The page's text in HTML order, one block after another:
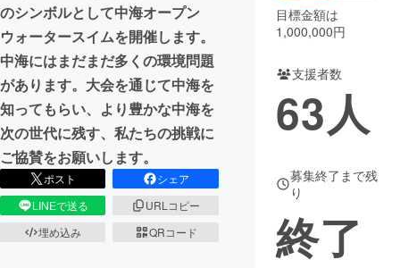
CAMPFIREふるさと納税
コミュニティ
のシンボルとして中海オープン
ウォータースイムを開催します。
中海にはまだまだ多くの環境問題
があります。大会を通じて中海を
知ってもらい、より豊かな中海を
次の世代に残す、私たちの挑戦に
ご協賛をお願いします。
ポスト
シェア
LINEで送る
URLコピー
埋め込み
QRコード
目標金額は
1,000,000円
支援者数
63人
募集終了まで残
り
終了